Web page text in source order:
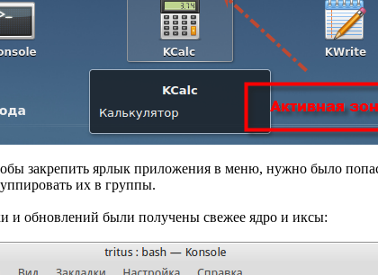
закрепить ярлык приложения в меню, нужно было
их в группы.
и обновлений были получены свежее ядро и иксы: